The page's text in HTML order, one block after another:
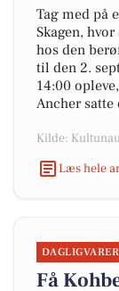
Tag med på
Skagen,
hos den
til den 2.
14:00
Ancher
Kilde:
Læs hele
DAGLIGVARER
Få